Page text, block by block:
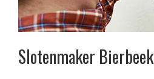
Slotenmaker Bierbeek